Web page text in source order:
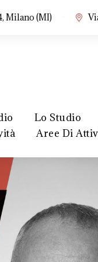
Milano (MI)
Lo Studio
Aree Di